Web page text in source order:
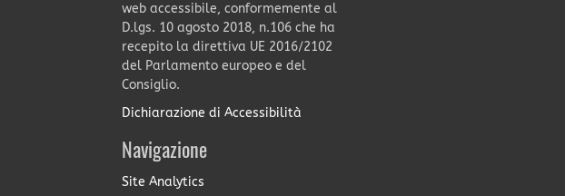
web accessibile, conformemente al
D.lgs. 10 agosto 2018, n.106 che ha
recepito la direttiva UE 2016/2102
del Parlamento europeo e del
Consiglio.
Dichiarazione di Accessibilità
Navigazione
Site Analytics